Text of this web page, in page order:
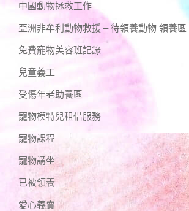
中國動物拯救工作
亞洲非牟利動物救援 – 待領養動物 領養區
免費寵物美容班記錄
兒童義工
受傷年老助養區
寵物模特兒租借服務
寵物課程
寵物講坐
已被領養
愛心義賣